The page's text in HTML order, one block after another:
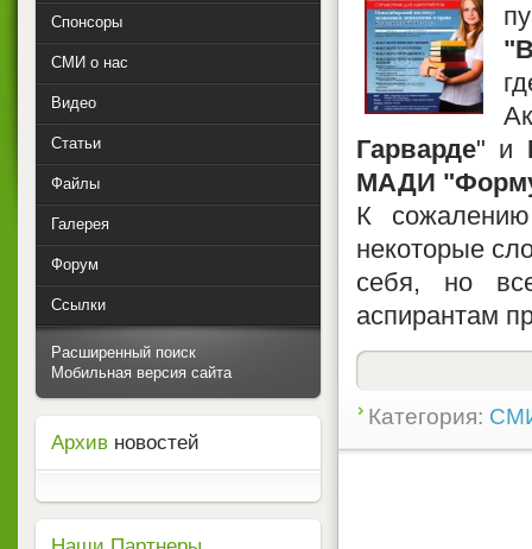
Гарварде" и
МАДИ
К
некоторые
себя, но
аспирантам
Категория:
Спонсоры
СМИ о нас
Видео
Статьи
Файлы
Галерея
Форум
Ссылки
Расширенный поиск
Мобильная версия сайта
Архив новостей